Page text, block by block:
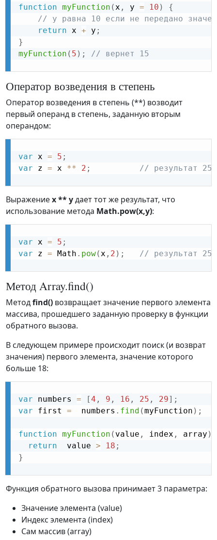
function myFunction (x , y = 10 )
{
// y равна 10 если не передано
return x + y ;
}
myFunction ( 5 ) ; // вернет 15
Оператор возведения в степень
Оператор возведения в степень (**) возводит
первый операнд в степень, заданную вторым
операндом:
var x = 5 ;
var z = x ** 2 ; // результат 25
Выражениеx ** yдает тот же результат, что
использование метода Math.pow(x,y):
var x = 5 ;
var z = Math . pow(x , 2 ) ; // результат 25
Метод Array.find()
Методfind() возвращает значение первого элемента
массива, прошедшего заданную проверку в функции
обратного вызова.
В следующем примере происходит поиск (и возврат
значения) первого элемента, значение которого
больше 18:
var numbers = [4 , 9 , 16 , 25 , 29] ;
var first =
  numbers
. find (myFunction ) ;
function myFunction ( value , index , array )
return
  value
> 18 ;
}
Функция обратного вызова принимает 3 параметра:
Значение элемента (value)
Индекс элемента (index)
Сам массив (array)